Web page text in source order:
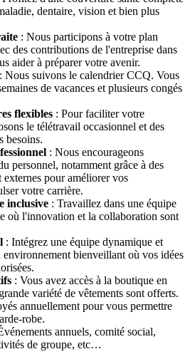
dentaire, vision et bien plus
: Nous participons à votre plan
des contributions de l'entreprise dans
aider à préparer votre avenir.
: Nous suivons le calendrier CCQ. Vous
de vacances et plusieurs congés
flexibles : Pour faciliter votre
le télétravail occasionnel et des
besoins.
: Nous encourageons
personnel, notamment grâce à des
externes pour améliorer vos
votre carrière.
inclusive : Travaillez dans une équipe
où l'innovation et la collaboration sont
: Intégrez une équipe dynamique et
bienveillant où vos idées
: Vous avez accès à la boutique en
variété de vêtements sont offerts.
annuellement pour vous permettre
robe.
annuels, comité social,
de groupe, etc…